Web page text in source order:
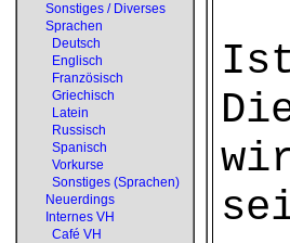
Sonstiges / Diverses
Sprachen
Deutsch
Englisch
Französisch
Griechisch
Latein
Russisch
Spanisch
Vorkurse
Sonstiges (Sprachen)
Neuerdings
Internes VH
Café VH